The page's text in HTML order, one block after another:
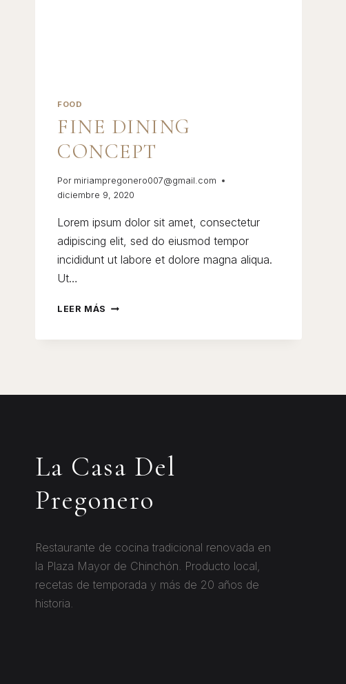
FOOD
FINE DINING
CONCEPT
Por miriampregonero007@gmail.com
diciembre 9, 2020
Lorem ipsum dolor sit amet, consectetur
adipiscing elit, sed do eiusmod tempor
incididunt ut labore et dolore magna aliqua.
Ut…
LEER MÁS FINE
La Casa Del
Pregonero
Restaurante de cocina tradicional renovada en
la Plaza Mayor de Chinchón. Producto local,
recetas de temporada y más de 20 años de
historia.